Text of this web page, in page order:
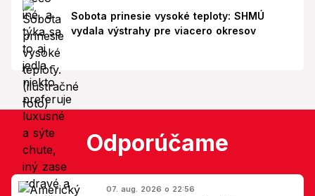
Sobota prinesie vysoké teploty: SHMÚ
vydala výstrahy pre viacero okresov
Odporúčame
07. aug. 2026 o 22:56